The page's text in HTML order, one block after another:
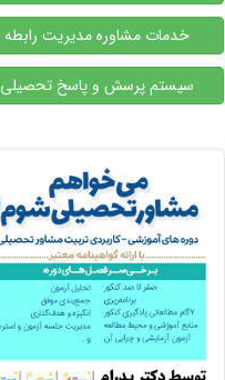
خدمات مشاوره مدیریت رابطه
سیستم پرسش و پاسخ تحصیلی